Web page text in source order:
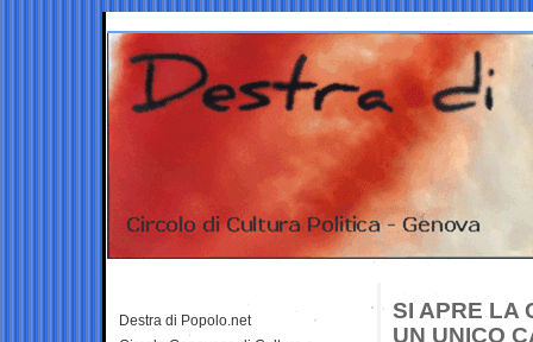
SI APRE LA
UN UNICO
Destra di Popolo.net